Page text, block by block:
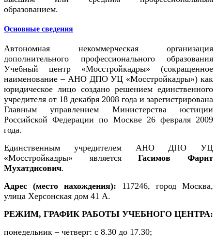
образованием.
Основные сведения
Автономная некоммерческая организация
дополнительного профессионального образования
Учебный центр «Мосстройкадры» (сокращенное
наименование – АНО ДПО УЦ «Мосстройкадры») как
юридическое лицо создано решением единственного
учредителя от 18 декабря 2008 года и зарегистрирована
Главным управлением Министерства юстиции
Российской Федерации по Москве 26 февраля 2009
года.
Единственным учредителем АНО ДПО УЦ
«Мосстройкадры» являетсяГасимов Фарит
Мухатдисович.
Адрес (место нахождения): 117246, город Москва,
улица Херсонская дом 41 А.
РЕЖИМ, ГРАФИК РАБОТЫ УЧЕБНОГО ЦЕНТРА:
понедельник – четверг: с 8.30 до 17.30;